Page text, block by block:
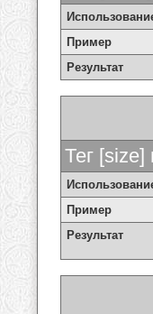
Пример
Результат
Тег
Пример
Результат